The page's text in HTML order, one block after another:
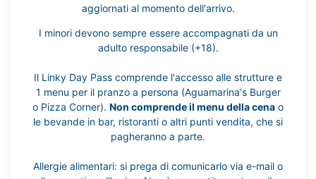
aggiornati al momento dell'arrivo.
I minori devono sempre essere accompagnati da un
adulto responsabile (+18).
Il Linky Day Pass comprende l'accesso alle strutture e
1 menu per il pranzo a persona (Aguamarina's Burger
o Pizza Corner). Non comprende il menu della cena o
le bevande in bar, ristoranti o altri punti vendita, che si
pagheranno a parte.
Allergie alimentari: si prega di comunicarlo via e-mail o